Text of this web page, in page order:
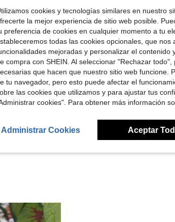
Marino, Talla: EUR39
Azul Marino Talla:EUR39
cookies y tecnologías similares en nuestro
la mejor experiencia de sitio web posible.
preferencia de cookies en cualquier momento a tu
todas las cookies opcionales, que
mejoradas y personalizar el
compra con SHEIN. Al seleccionar "Rechazar
que hacen que nuestro sitio web funcione.
tu navegador, pero esto puede afectar el
las cookies que utilizamos y para ajustar tus
cookies". Para obtener más información
Administrar Cookies Aceptar